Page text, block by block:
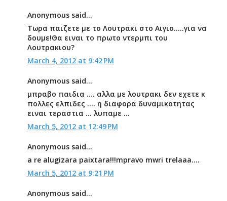
Anonymous said...
Τωρα παιζετε με το Λουτρακι στο Αιγιο.....για να
δουμε!Θα ειναι το πρωτο ντερμπι του
Λουτρακιου?
March 4, 2012 at 9:42 PM
Anonymous said...
μπραβο παιδια .... αλλα με λουτρακι δεν εχετε κ
πολλες ελπιδες .... η διαφορα δυναμικοτητας
ειναι τεραστια ... λυπαμε ...
March 5, 2012 at 12:49 PM
Anonymous said...
a re alugizara paixtara!!!mpravo mwri trelaaa....
March 5, 2012 at 9:21 PM
Anonymous said...